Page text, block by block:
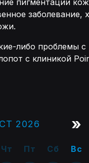
пигментации
либо проблемы
с клиникой
2026 »
Чт Пт Сб Вс